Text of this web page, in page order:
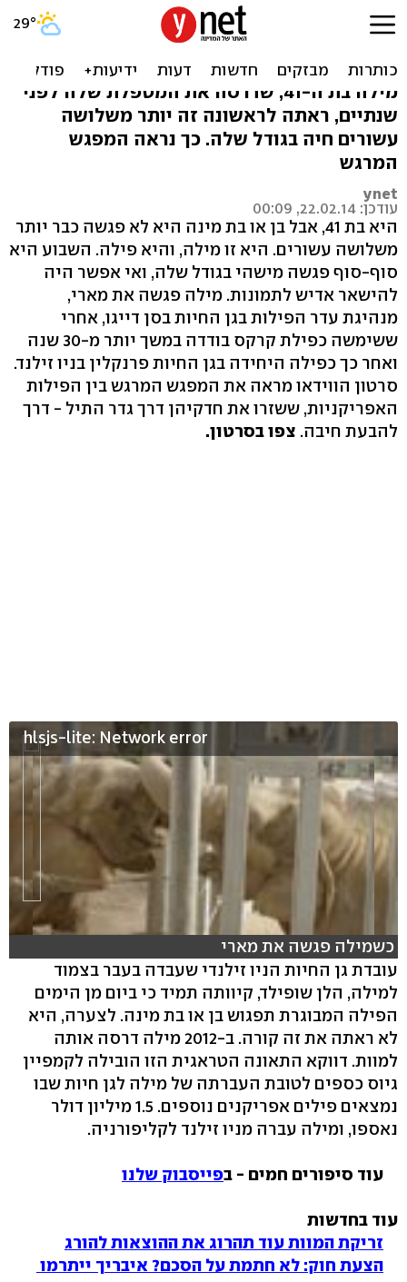
צפו: פילה פוגשת פילה,
לראשונה זה 30 שנה
מילה בת ה-41, שדרסה את המטפלת שלה לפני
שנתיים, ראתה לראשונה זה יותר משלושה
עשורים חיה בגודל שלה. כך נראה המפגש
המרגש
ynet
עודכן: 22.02.14, 00:09
היא בת 41, אבל בן או בת מינה היא לא פגשה כבר יותר
משלושה עשורים. היא זו מילה, והיא פילה. השבוע היא
סוף-סוף פגשה מישהי בגודל שלה, ואי אפשר היה
להישאר אדיש לתמונות. מילה פגשה את מארי,
מנהיגת עדר הפילות בגן החיות בסן דייגו, אחרי
ששימשה כפילת קרקס בודדה במשך יותר מ-30 שנה
ואחר כך כפילה היחידה בגן החיות פרנקלין בניו זילנד.
סרטון הווידאו מראה את המפגש המרגש בין הפילות
האפריקניות, ששזרו את חדקיהן דרך גדר התיל - דרך
להבעת חיבה. צפו בסרטון.
hlsjs-lite: Network error
כשמילה פגשה את מארי
עובדת גן החיות הניו זילנדי שעבדה בעבר בצמוד
למילה, הלן שופילד, קיוותה תמיד כי ביום מן הימים
הפילה המבוגרת תפגוש בן או בת מינה. לצערה, היא
לא ראתה את זה קורה. ב-2012 מילה דרסה אותה
למוות. דווקא התאונה הטראגית הזו הובילה לקמפיין
גיוס כספים לטובת העברתה של מילה לגן חיות שבו
נמצאים פילים אפריקנים נוספים. 1.5 מיליון דולר
נאספו, ומילה עברה מניו זילנד לקליפורניה.
עוד סיפורים חמים - בפייסבוק שלנו
עוד בחדשות
זריקת המוות עוד תהרוג את ההוצאות להורג
הצעת חוק: לא חתמת על הסכם? איבריך ייתרמו